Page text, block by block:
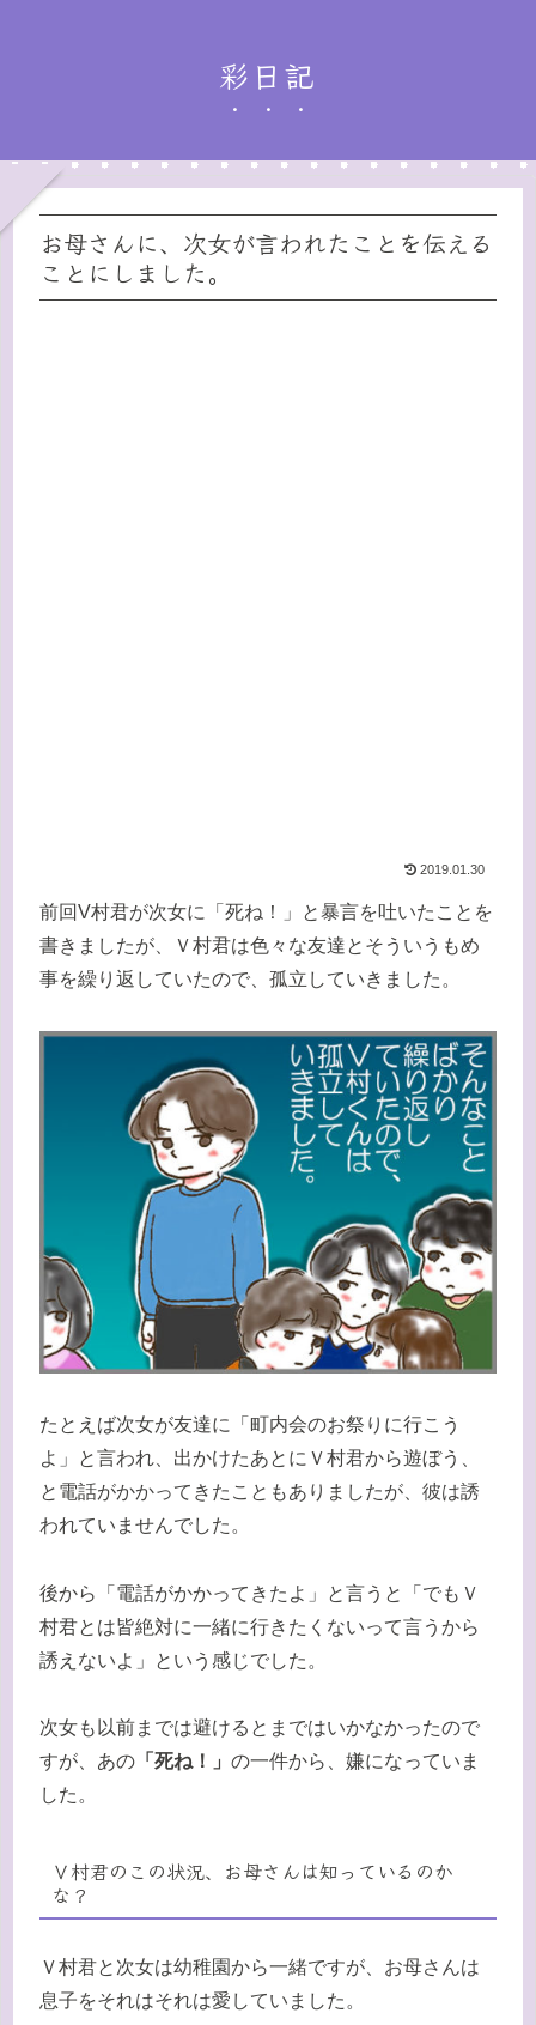
彩日記
お母さんに、次女が言われたことを伝える
ことにしました。
2019.01.30
前回V村君が次女に「死ね！」と暴言を吐いたことを
書きましたが、Ｖ村君は色々な友達とそういうもめ
事を繰り返していたので、孤立していきました。
たとえば次女が友達に「町内会のお祭りに行こう
よ」と言われ、出かけたあとにＶ村君から遊ぼう、
と電話がかかってきたこともありましたが、彼は誘
われていませんでした。
後から「電話がかかってきたよ」と言うと「でもＶ
村君とは皆絶対に一緒に行きたくないって言うから
誘えないよ」という感じでした。
次女も以前までは避けるとまではいかなかったので
すが、あの 「死ね！」 の一件から、嫌になっていま
した。
Ｖ村君のこの状況、お母さんは知っているのか
な？
Ｖ村君と次女は幼稚園から一緒ですが、お母さんは
息子をそれはそれは愛していました。